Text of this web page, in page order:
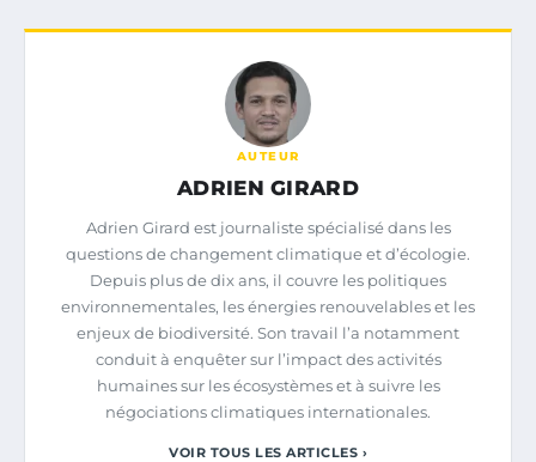
AUTEUR
ADRIEN GIRARD
Adrien Girard est journaliste spécialisé dans les
questions de changement climatique et d’écologie.
Depuis plus de dix ans, il couvre les politiques
environnementales, les énergies renouvelables et les
enjeux de biodiversité. Son travail l’a notamment
conduit à enquêter sur l’impact des activités
humaines sur les écosystèmes et à suivre les
négociations climatiques internationales.
VOIR TOUS LES ARTICLES ›